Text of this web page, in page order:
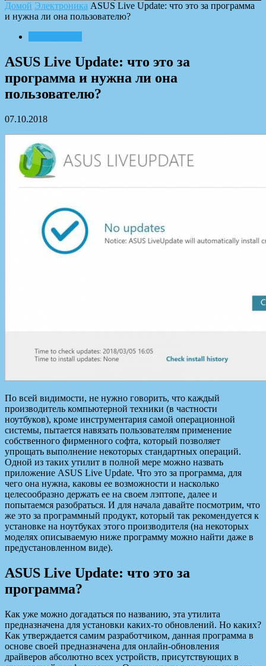
Домой Электроника ASUS Live Update: что это за программа
и нужна ли она пользователю?
ASUS Live Update: что это за
программа и нужна ли она
пользователю?
07.10.2018
По всей видимости, не нужно говорить, что каждый
производитель компьютерной техники (в частности
ноутбуков), кроме инструментария самой операционной
системы, пытается навязать пользователям применение
собственного фирменного софта, который позволяет
упрощать выполнение некоторых стандартных операций.
Одной из таких утилит в полной мере можно назвать
приложение ASUS Live Update. Что это за программа, для
чего она нужна, каковы ее возможности и насколько
целесообразно держать ее на своем лэптопе, далее и
попытаемся разобраться. И для начала давайте посмотрим, что
же это за программный продукт, который так рекомендуется к
установке на ноутбуках этого производителя (на некоторых
моделях описываемую ниже программу можно найти даже в
предустановленном виде).
ASUS Live Update: что это за
программа?
Как уже можно догадаться по названию, эта утилита
предназначена для установки каких-то обновлений. Но каких?
Как утверждается самим разработчиком, данная программа в
основе своей предназначена для онлайн-обновления
драйверов абсолютно всех устройств, присутствующих в